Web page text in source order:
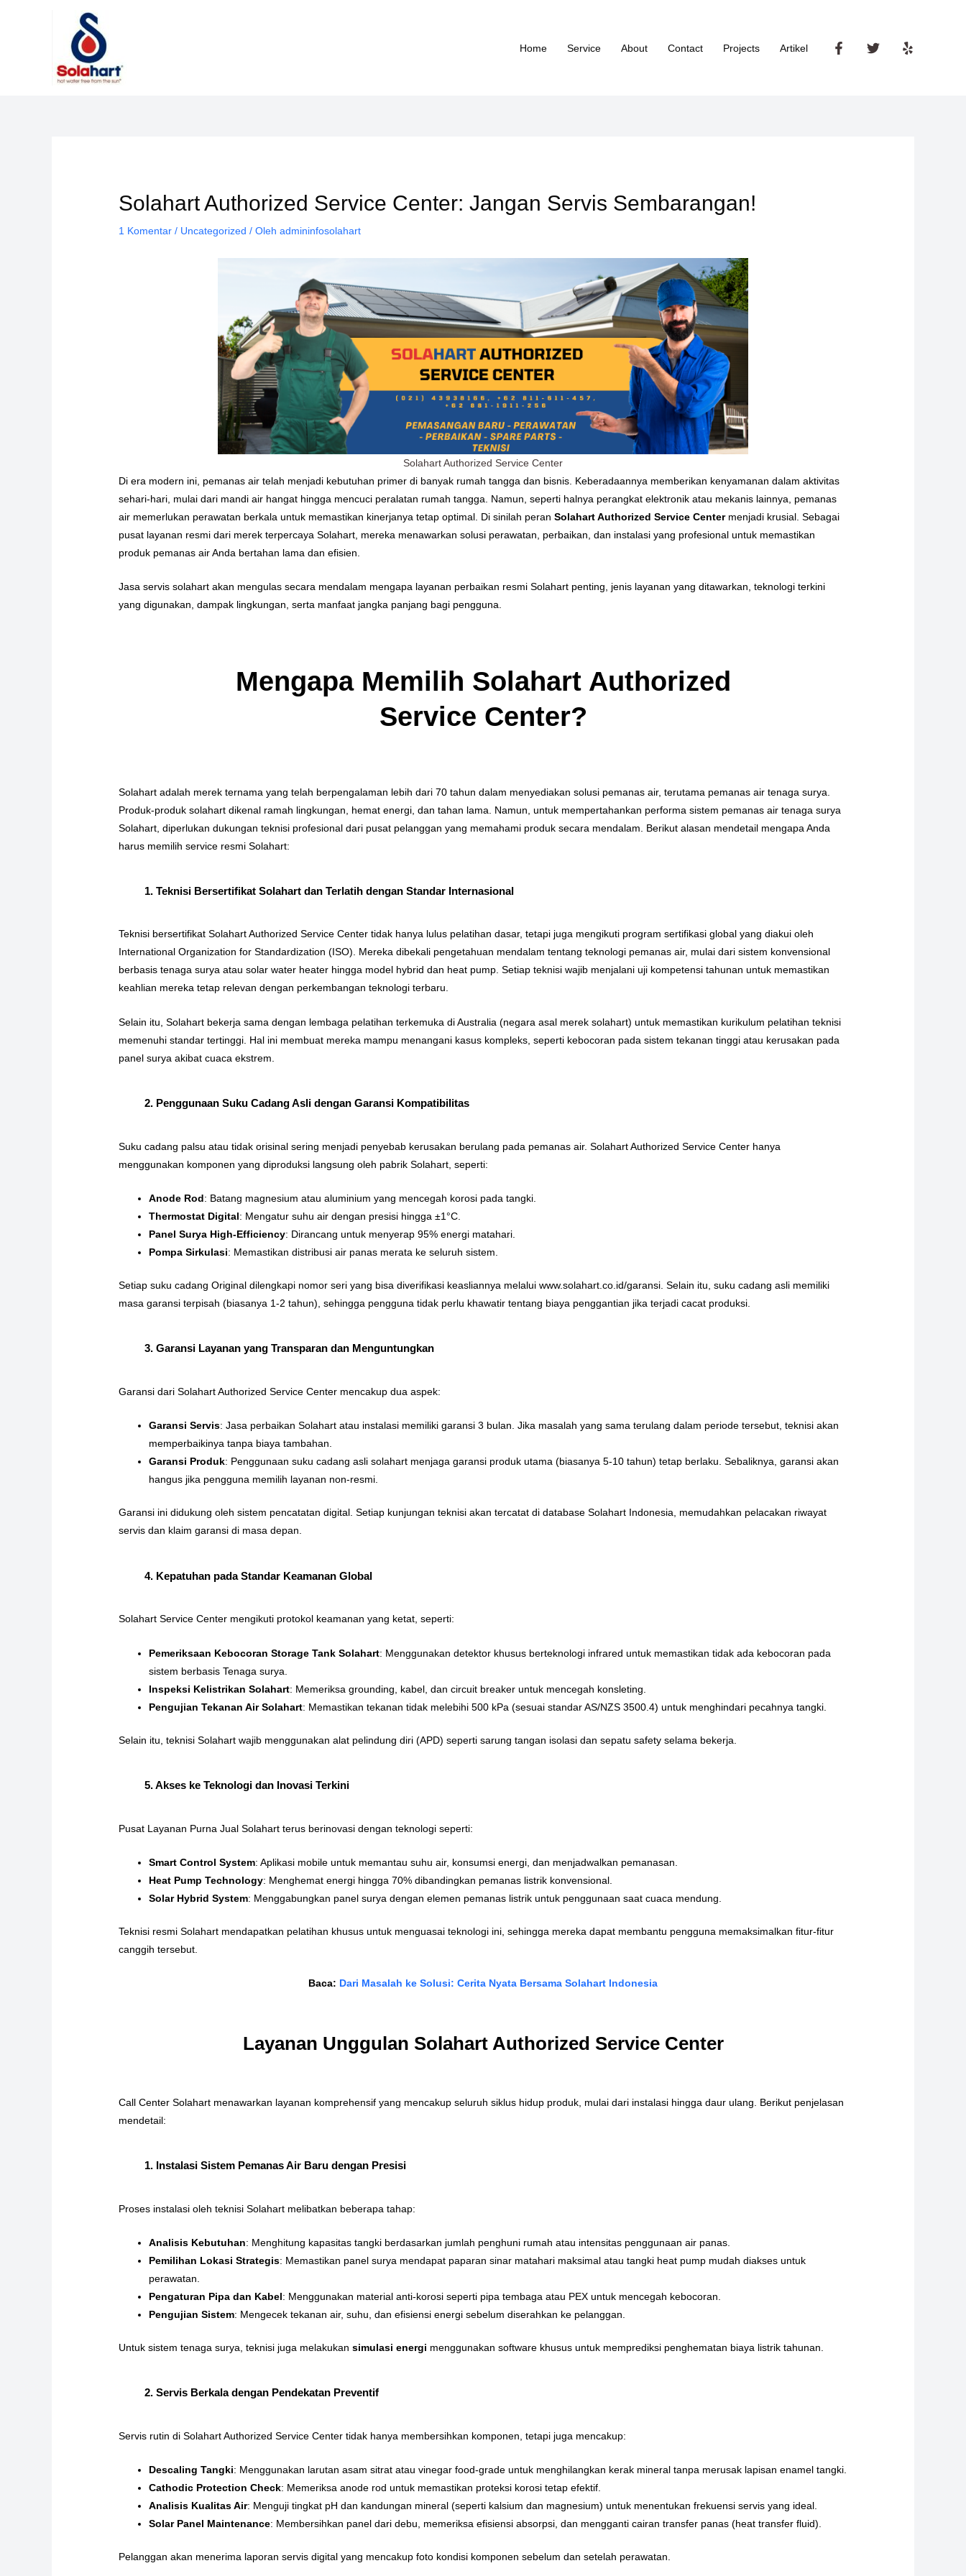
Home Service About Contact Projects Artikel
Solahart Authorized Service Center: Jangan Servis Sembarangan!
1 Komentar / Uncategorized / Olehadmininfosolahart
Solahart Authorized Service Center
Di era modern ini, pemanas air telah menjadi kebutuhan primer di banyak rumah tangga dan bisnis. Keberadaannya memberikan kenyamanan dalam aktivitas
sehari-hari, mulai dari mandi air hangat hingga mencuci peralatan rumah tangga. Namun, seperti halnya perangkat elektronik atau mekanis lainnya, pemanas
air memerlukan perawatan berkala untuk memastikan kinerjanya tetap optimal. Di sinilah peranSolahart Authorized Service Centermenjadi krusial. Sebagai
pusat layanan resmi dari merek terpercaya Solahart, mereka menawarkan solusi perawatan, perbaikan, dan instalasi yang profesional untuk memastikan
produk pemanas air Anda bertahan lama dan efisien.
Jasa servis solahart akan mengulas secara mendalam mengapa layanan perbaikan resmi Solahart penting, jenis layanan yang ditawarkan, teknologi terkini
yang digunakan, dampak lingkungan, serta manfaat jangka panjang bagi pengguna.
Mengapa Memilih Solahart Authorized
Service Center?
Solahart adalah merek ternama yang telah berpengalaman lebih dari 70 tahun dalam menyediakan solusi pemanas air, terutama pemanas air tenaga surya.
Produk-produk solahart dikenal ramah lingkungan, hemat energi, dan tahan lama. Namun, untuk mempertahankan performa sistem pemanas air tenaga surya
Solahart, diperlukan dukungan teknisi profesional dari pusat pelanggan yang memahami produk secara mendalam. Berikut alasan mendetail mengapa Anda
harus memilih service resmi Solahart:
1. Teknisi Bersertifikat Solahart dan Terlatih dengan Standar Internasional
Teknisi bersertifikat Solahart Authorized Service Center tidak hanya lulus pelatihan dasar, tetapi juga mengikuti program sertifikasi global yang diakui oleh
International Organization for Standardization (ISO). Mereka dibekali pengetahuan mendalam tentang teknologi pemanas air, mulai dari sistem konvensional
berbasis tenaga surya atau solar water heater hingga model hybrid dan heat pump. Setiap teknisi wajib menjalani uji kompetensi tahunan untuk memastikan
keahlian mereka tetap relevan dengan perkembangan teknologi terbaru.
Selain itu, Solahart bekerja sama dengan lembaga pelatihan terkemuka di Australia (negara asal merek solahart) untuk memastikan kurikulum pelatihan teknisi
memenuhi standar tertinggi. Hal ini membuat mereka mampu menangani kasus kompleks, seperti kebocoran pada sistem tekanan tinggi atau kerusakan pada
panel surya akibat cuaca ekstrem.
2. Penggunaan Suku Cadang Asli dengan Garansi Kompatibilitas
Suku cadang palsu atau tidak orisinal sering menjadi penyebab kerusakan berulang pada pemanas air. Solahart Authorized Service Center hanya
menggunakan komponen yang diproduksi langsung oleh pabrik Solahart, seperti:
Anode Rod: Batang magnesium atau aluminium yang mencegah korosi pada tangki.
Thermostat Digital: Mengatur suhu air dengan presisi hingga ±1°C.
Panel Surya High-Efficiency: Dirancang untuk menyerap 95% energi matahari.
Pompa Sirkulasi: Memastikan distribusi air panas merata ke seluruh sistem.
Setiap suku cadang Original dilengkapi nomor seri yang bisa diverifikasi keasliannya melalui www.solahart.co.id/garansi. Selain itu, suku cadang asli memiliki
masa garansi terpisah (biasanya 1-2 tahun), sehingga pengguna tidak perlu khawatir tentang biaya penggantian jika terjadi cacat produksi.
3. Garansi Layanan yang Transparan dan Menguntungkan
Garansi dari Solahart Authorized Service Center mencakup dua aspek:
Garansi Servis: Jasa perbaikan Solahart atau instalasi memiliki garansi 3 bulan. Jika masalah yang sama terulang dalam periode tersebut, teknisi akan
memperbaikinya tanpa biaya tambahan.
Garansi Produk: Penggunaan suku cadang asli solahart menjaga garansi produk utama (biasanya 5-10 tahun) tetap berlaku. Sebaliknya, garansi akan
hangus jika pengguna memilih layanan non-resmi.
Garansi ini didukung oleh sistem pencatatan digital. Setiap kunjungan teknisi akan tercatat di database Solahart Indonesia, memudahkan pelacakan riwayat
servis dan klaim garansi di masa depan.
4. Kepatuhan pada Standar Keamanan Global
Solahart Service Center mengikuti protokol keamanan yang ketat, seperti:
Pemeriksaan Kebocoran Storage Tank Solahart: Menggunakan detektor khusus berteknologi infrared untuk memastikan tidak ada kebocoran pada
sistem berbasis Tenaga surya.
Inspeksi Kelistrikan Solahart: Memeriksa grounding, kabel, dan circuit breaker untuk mencegah konsleting.
Pengujian Tekanan Air Solahart: Memastikan tekanan tidak melebihi 500 kPa (sesuai standar AS/NZS 3500.4) untuk menghindari pecahnya tangki.
Selain itu, teknisi Solahart wajib menggunakan alat pelindung diri (APD) seperti sarung tangan isolasi dan sepatu safety selama bekerja.
5. Akses ke Teknologi dan Inovasi Terkini
Pusat Layanan Purna Jual Solahart terus berinovasi dengan teknologi seperti:
Smart Control System: Aplikasi mobile untuk memantau suhu air, konsumsi energi, dan menjadwalkan pemanasan.
Heat Pump Technology: Menghemat energi hingga 70% dibandingkan pemanas listrik konvensional.
Solar Hybrid System: Menggabungkan panel surya dengan elemen pemanas listrik untuk penggunaan saat cuaca mendung.
Teknisi resmi Solahart mendapatkan pelatihan khusus untuk menguasai teknologi ini, sehingga mereka dapat membantu pengguna memaksimalkan fitur-fitur
canggih tersebut.
Baca: Dari Masalah ke Solusi: Cerita Nyata Bersama Solahart Indonesia
Layanan Unggulan Solahart Authorized Service Center
Call Center Solahart menawarkan layanan komprehensif yang mencakup seluruh siklus hidup produk, mulai dari instalasi hingga daur ulang. Berikut penjelasan
mendetail:
1. Instalasi Sistem Pemanas Air Baru dengan Presisi
Proses instalasi oleh teknisi Solahart melibatkan beberapa tahap:
Analisis Kebutuhan: Menghitung kapasitas tangki berdasarkan jumlah penghuni rumah atau intensitas penggunaan air panas.
Pemilihan Lokasi Strategis: Memastikan panel surya mendapat paparan sinar matahari maksimal atau tangki heat pump mudah diakses untuk
perawatan.
Pengaturan Pipa dan Kabel: Menggunakan material anti-korosi seperti pipa tembaga atau PEX untuk mencegah kebocoran.
Pengujian Sistem: Mengecek tekanan air, suhu, dan efisiensi energi sebelum diserahkan ke pelanggan.
Untuk sistem tenaga surya, teknisi juga melakukansimulasi energi menggunakan software khusus untuk memprediksi penghematan biaya listrik tahunan.
2. Servis Berkala dengan Pendekatan Preventif
Servis rutin di Solahart Authorized Service Center tidak hanya membersihkan komponen, tetapi juga mencakup:
Descaling Tangki: Menggunakan larutan asam sitrat atau vinegar food-grade untuk menghilangkan kerak mineral tanpa merusak lapisan enamel tangki.
Cathodic Protection Check: Memeriksa anode rod untuk memastikan proteksi korosi tetap efektif.
Analisis Kualitas Air: Menguji tingkat pH dan kandungan mineral (seperti kalsium dan magnesium) untuk menentukan frekuensi servis yang ideal.
Solar Panel Maintenance: Membersihkan panel dari debu, memeriksa efisiensi absorpsi, dan mengganti cairan transfer panas (heat transfer fluid).
Pelanggan akan menerima laporan servis digital yang mencakup foto kondisi komponen sebelum dan setelah perawatan.